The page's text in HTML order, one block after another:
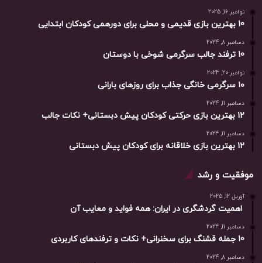
نوامبر 16, 2025
10 بهترین بازی‌ قدیمی و محلی برای دورهمی کودکان ابتدایی
دسامبر 8, 2024
10 ترفند جالب سرگرمی شوخی با دوستان
نوامبر 20, 2024
۱۰ سرگرمی خانگی جذاب برای روزهای بارانی
دسامبر 11, 2024
12 بهترین بازی حرکتی کودکان پیش دبستانی+ نکات جالب
دسامبر 11, 2024
12 بهترین بازی خلاقانه برای کودکان پیش دبستانی
موفقیت و رشد
آوریل 12, 2025
اهمیت گردشگری در ایران: همه فواید و معایب آن
دسامبر 11, 2024
10 جمله قشنگ برای سخنرانی+ نکات و ترفندهای کاربردی
دسامبر 8, 2024